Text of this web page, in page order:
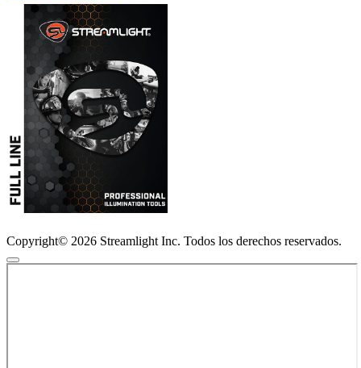
Copyright© 2026 Streamlight Inc. Todos los derechos reservados.